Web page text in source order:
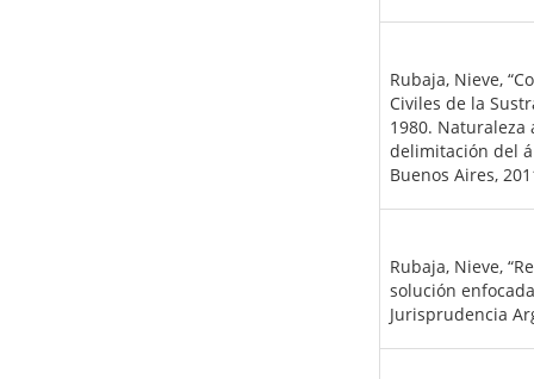
Rubaja, Nieve,
Civiles de la
1980.
delimitación del
Buenos Aires,
Rubaja, Nieve,
solución
Jurisprudencia